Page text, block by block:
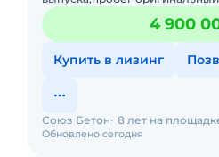
км.,фургон пассажирский с
количество мест 3/3/3 ,задний
4 900
Купить в лизинг
Обновлено сегодня
Союз Бетон 8 лет на